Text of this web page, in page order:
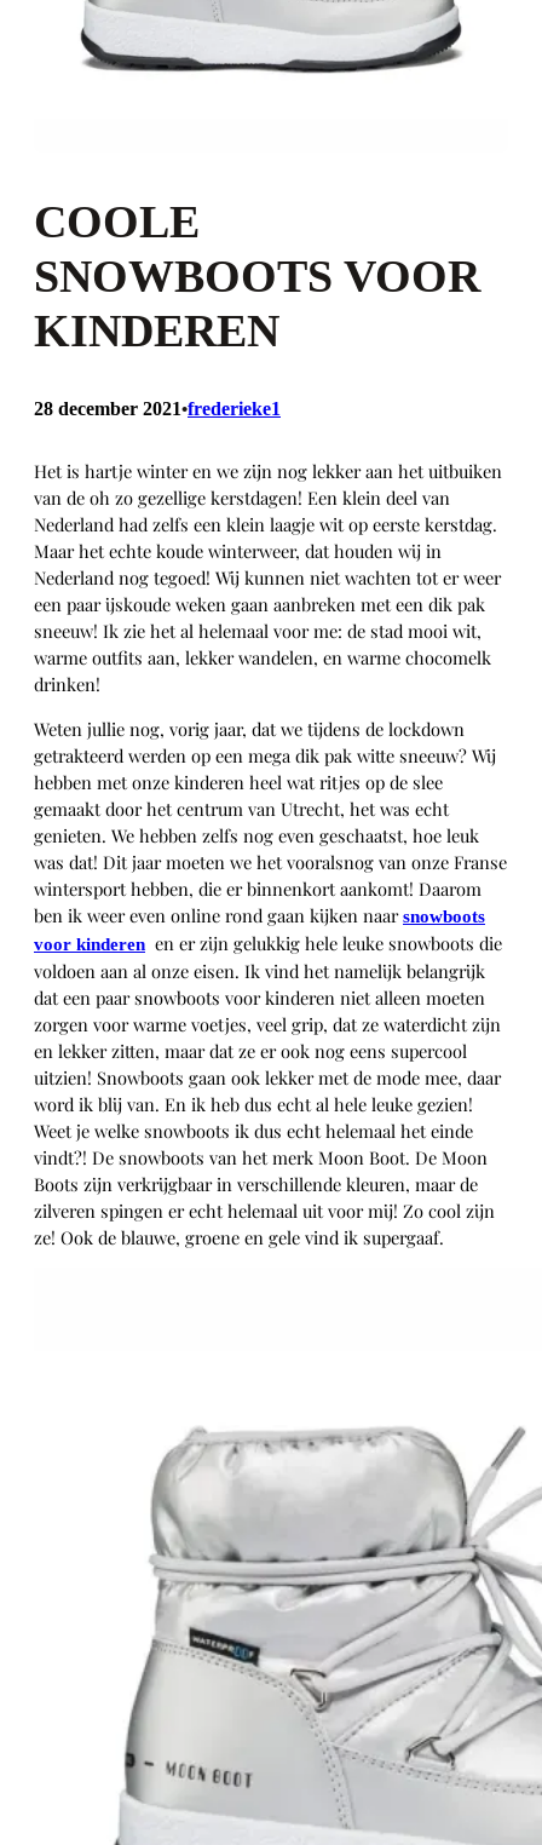
COOLE
SNOWBOOTS VOOR
KINDEREN
28 december 2021•frederieke1
Het is hartje winter en we zijn nog lekker aan het uitbuiken
van de oh zo gezellige kerstdagen! Een klein deel van
Nederland had zelfs een klein laagje wit op eerste kerstdag.
Maar het echte koude winterweer, dat houden wij in
Nederland nog tegoed! Wij kunnen niet wachten tot er weer
een paar ijskoude weken gaan aanbreken met een dik pak
sneeuw! Ik zie het al helemaal voor me: de stad mooi wit,
warme outfits aan, lekker wandelen, en warme chocomelk
drinken!
Weten jullie nog, vorig jaar, dat we tijdens de lockdown
getrakteerd werden op een mega dik pak witte sneeuw? Wij
hebben met onze kinderen heel wat ritjes op de slee
gemaakt door het centrum van Utrecht, het was echt
genieten. We hebben zelfs nog even geschaatst, hoe leuk
was dat! Dit jaar moeten we het vooralsnog van onze Franse
wintersport hebben, die er binnenkort aankomt! Daarom
ben ik weer even online rond gaan kijken naarsnowboots
voor kinderen en er zijn gelukkig hele leuke snowboots die
voldoen aan al onze eisen. Ik vind het namelijk belangrijk
dat een paar snowboots voor kinderen niet alleen moeten
zorgen voor warme voetjes, veel grip, dat ze waterdicht zijn
en lekker zitten, maar dat ze er ook nog eens supercool
uitzien! Snowboots gaan ook lekker met de mode mee, daar
word ik blij van. En ik heb dus echt al hele leuke gezien!
Weet je welke snowboots ik dus echt helemaal het einde
vindt?! De snowboots van het merk Moon Boot. De Moon
Boots zijn verkrijgbaar in verschillende kleuren, maar de
zilveren spingen er echt helemaal uit voor mij! Zo cool zijn
ze! Ook de blauwe, groene en gele vind ik supergaaf.